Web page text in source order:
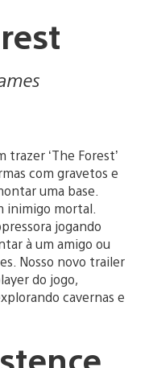
trazer ‘The Forest’
com gravetos e
uma base.
inimigo mortal.
jogando
à um amigo ou
Nosso novo trailer
do jogo,
cavernas e